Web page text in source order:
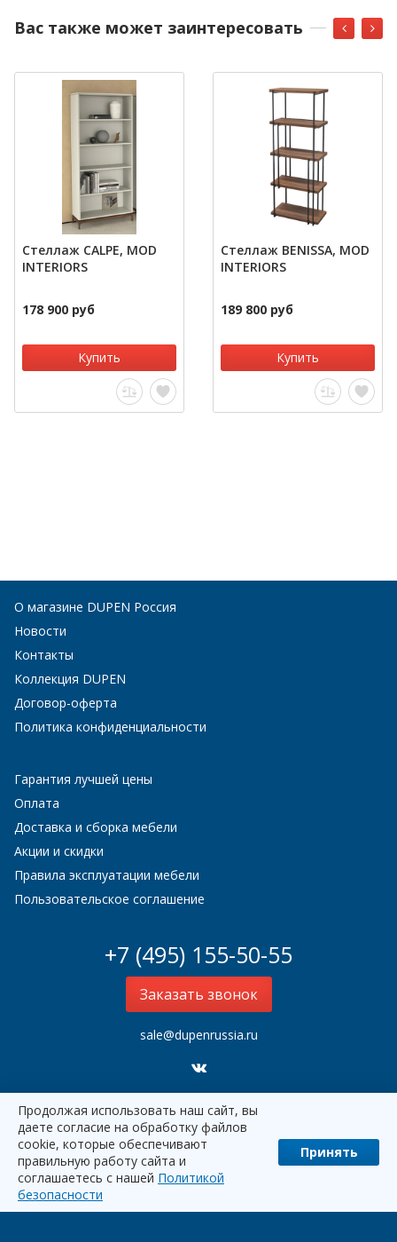
Вас также может заинтересовать
Стеллаж CALPE, MOD
INTERIORS
178 900 руб
Купить
Стеллаж BENISSA, MOD
INTERIORS
189 800 руб
Купить
О магазине DUPEN Россия
Новости
Контакты
Коллекция DUPEN
Договор-оферта
Политика конфиденциальности
Гарантия лучшей цены
Оплата
Доставка и сборка мебели
Акции и скидки
Правила эксплуатации мебели
Пользовательское соглашение
+7 (495) 155-50-55
Заказать звонок
sale@dupenrussia.ru
Dupen Россия 2000–2026
Продолжая использовать наш сайт, вы
даете согласие на обработку файлов
cookie, которые обеспечивают
правильную работу сайта и
соглашаетесь с нашей Политикой
безопасности
Принять